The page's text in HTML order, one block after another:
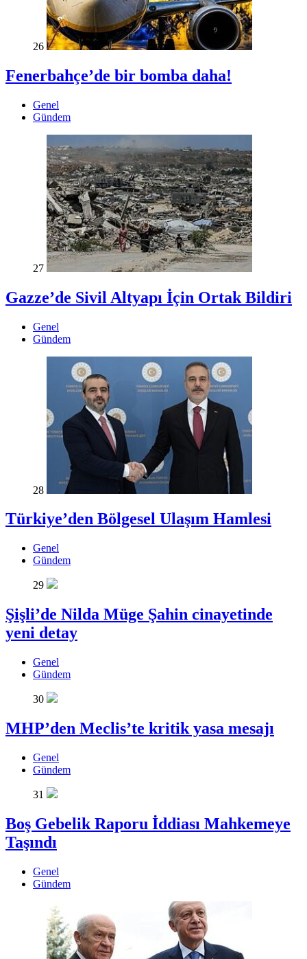
26
Fenerbahçe’de bir bomba daha!
Genel
Gündem
27
Gazze’de Sivil Altyapı İçin Ortak Bildiri
Genel
Gündem
28
Türkiye’den Bölgesel Ulaşım Hamlesi
Genel
Gündem
29
Şişli’de Nilda Müge Şahin cinayetinde
yeni detay
Genel
Gündem
30
MHP’den Meclis’te kritik yasa mesajı
Genel
Gündem
31
Boş Gebelik Raporu İddiası Mahkemeye
Taşındı
Genel
Gündem